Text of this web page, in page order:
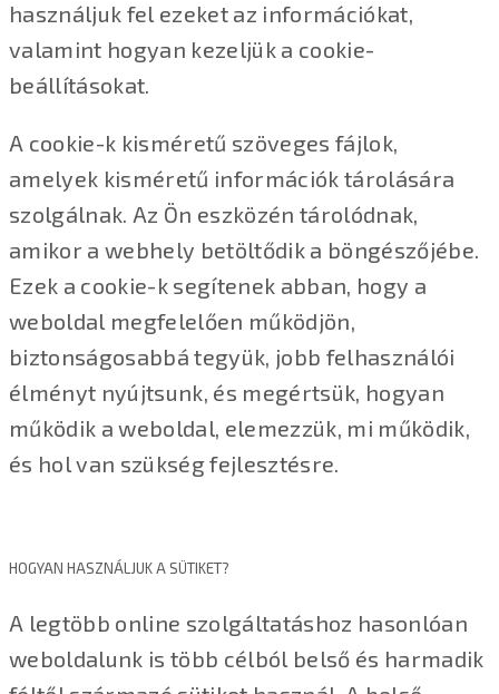
használjuk fel ezeket az információkat,
valamint hogyan kezeljük a cookie-
beállításokat.
A cookie-k kisméretű szöveges fájlok,
amelyek kisméretű információk tárolására
szolgálnak. Az Ön eszközén tárolódnak,
amikor a webhely betöltődik a böngészőjébe.
Ezek a cookie-k segítenek abban, hogy a
weboldal megfelelően működjön,
biztonságosabbá tegyük, jobb felhasználói
élményt nyújtsunk, és megértsük, hogyan
működik a weboldal, elemezzük, mi működik,
és hol van szükség fejlesztésre.
HOGYAN HASZNÁLJUK A SÜTIKET?
A legtöbb online szolgáltatáshoz hasonlóan
weboldalunk is több célból belső és harmadik